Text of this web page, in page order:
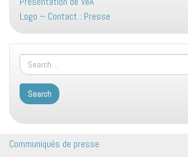
Logo – Contact : Presse
Communiqués de presse